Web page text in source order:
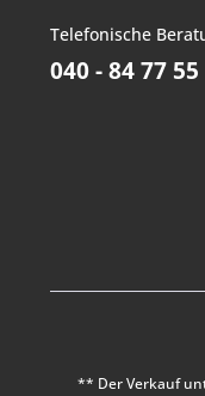
Telefonische
040 - 84 77 55
** Der Verkauf